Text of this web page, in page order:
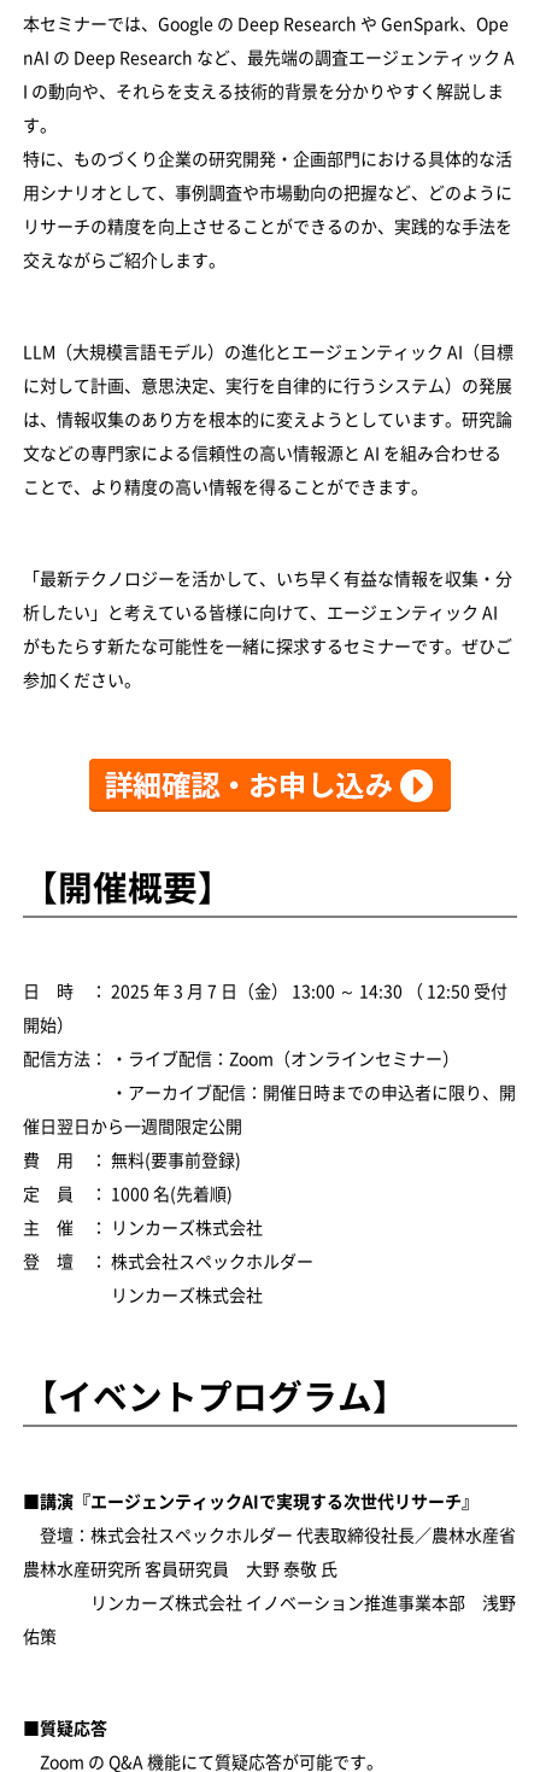
本セミナーでは、Google の Deep Research や GenSpark、Ope
nAI の Deep Research など、最先端の調査エージェンティック A
I の動向や、それらを支える技術的背景を分かりやすく解説しま
す。
特に、ものづくり企業の研究開発・企画部門における具体的な活
用シナリオとして、事例調査や市場動向の把握など、どのように
リサーチの精度を向上させることができるのか、実践的な手法を
交えながらご紹介します。
LLM（大規模言語モデル）の進化とエージェンティック AI（目標
に対して計画、意思決定、実行を自律的に行うシステム）の発展
は、情報収集のあり方を根本的に変えようとしています。研究論
文などの専門家による信頼性の高い情報源と AI を組み合わせる
ことで、より精度の高い情報を得ることができます。
「最新テクノロジーを活かして、いち早く有益な情報を収集・分
析したい」と考えている皆様に向けて、エージェンティック AI
がもたらす新たな可能性を一緒に探求するセミナーです。ぜひご
参加ください。
【開催概要】
日 時 ： 2025 年 3 月 7 日（金） 13:00 ～ 14:30 （ 12:50 受付
開始）
配信方法： ・ライブ配信：Zoom（オンラインセミナー）
・アーカイブ配信：開催日時までの申込者に限り、開
催日翌日から一週間限定公開
費 用 ： 無料(要事前登録)
定 員 ： 1000 名(先着順)
主 催 ： リンカーズ株式会社
登 壇 ： 株式会社スペックホルダー
リンカーズ株式会社
【イベントプログラム】
■講演『エージェンティックAIで実現する次世代リサーチ』
登壇：株式会社スペックホルダー 代表取締役社長／農林水産省
農林水産研究所 客員研究員 大野 泰敬 氏
リンカーズ株式会社 イノベーション推進事業本部 浅野
佑策
■質疑応答
Zoom の Q&A 機能にて質疑応答が可能です。